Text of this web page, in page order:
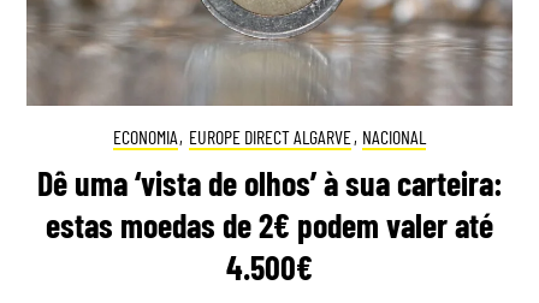
ECONOMIA, EUROPE DIRECT ALGARVE, NACIONAL
Dê uma ‘vista de olhos’ à sua carteira:
estas moedas de 2€ podem valer até
4.500€